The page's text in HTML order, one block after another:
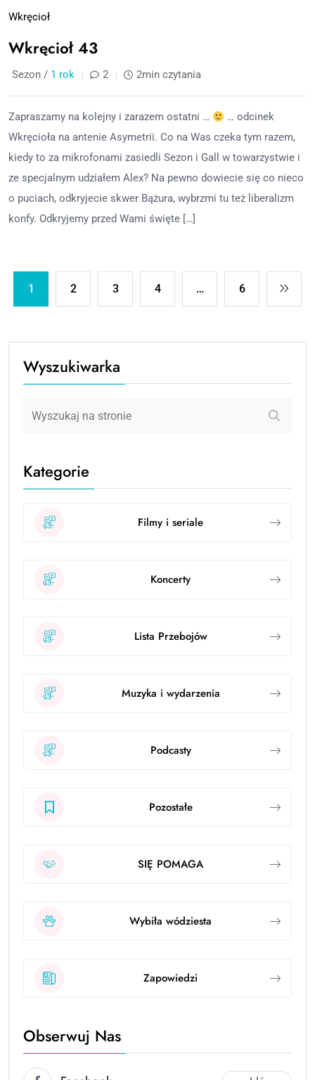
Wkręcioł
Wkręcioł 43
Sezon / 1 rok 2 2min czytania
Zapraszamy na kolejny i zarazem ostatni …
… odcinek
Wkręcioła na antenie Asymetrii. Co na Was czeka tym razem,
kiedy to za mikrofonami zasiedli Sezon i Gall w towarzystwie i
ze specjalnym udziałem Alex? Na pewno dowiecie się co nieco
o puciach, odkryjecie skwer Bążura, wybrzmi tu też liberalizm
konfy. Odkryjemy przed Wami święte […]
1 2 3 4 … 6
Wyszukiwarka
Kategorie
Filmy i seriale
Koncerty
Lista Przebojów
Muzyka i wydarzenia
Podcasty
Pozostałe
SIĘ POMAGA
Wybiła wódziesta
Zapowiedzi
Obserwuj Nas